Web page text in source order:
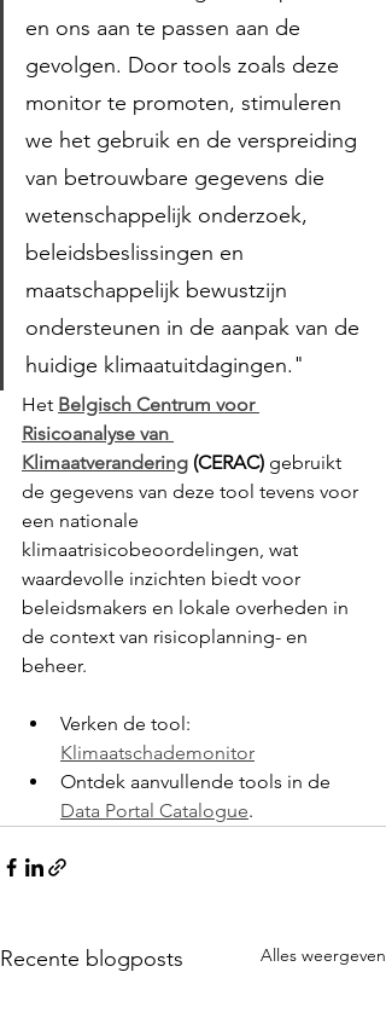
en ons aan te passen aan de
gevolgen. Door tools zoals deze
monitor te promoten, stimuleren
we het gebruik en de verspreiding
van betrouwbare gegevens die
wetenschappelijk onderzoek,
beleidsbeslissingen en
maatschappelijk bewustzijn
ondersteunen in de aanpak van de
huidige klimaatuitdagingen."
Het Belgisch Centrum voor
Risicoanalyse van
Klimaatverandering (CERAC) gebruikt
de gegevens van deze tool tevens voor
een nationale
klimaatrisicobeoordelingen, wat
waardevolle inzichten biedt voor
beleidsmakers en lokale overheden in
de context van risicoplanning- en
beheer.
Verken de tool:
Klimaatschademonitor
Ontdek aanvullende tools in de
Data Portal Catalogue.
Recente blogposts Alles weergeven